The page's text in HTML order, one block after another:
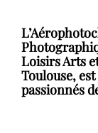
Loisirs Arts
Toulouse,
passionnés